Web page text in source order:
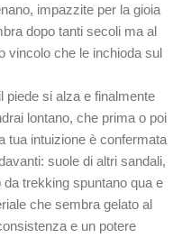
impazzite per la gioia
dopo tanti secoli ma al
vincolo che le inchioda sul
piede si alza e finalmente
lontano, che prima o poi
tua intuizione è confermata
suole di altri sandali,
trekking spuntano qua e
che sembra gelato al
e un potere